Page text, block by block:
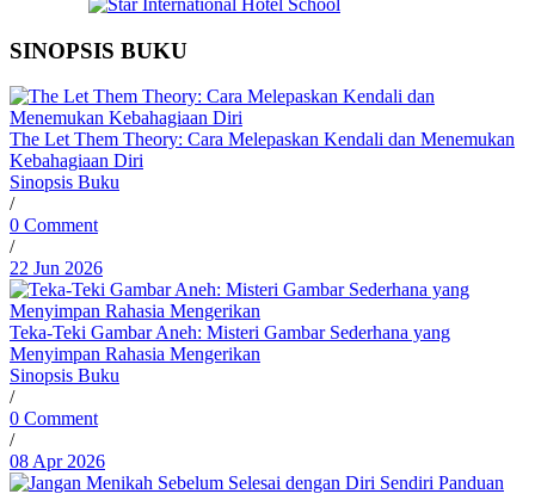
SINOPSIS BUKU
The Let Them Theory: Cara Melepaskan Kendali dan Menemukan
Kebahagiaan Diri
Sinopsis Buku
/
0 Comment
/
22 Jun 2026
Teka-Teki Gambar Aneh: Misteri Gambar Sederhana yang
Menyimpan Rahasia Mengerikan
Sinopsis Buku
/
0 Comment
/
08 Apr 2026